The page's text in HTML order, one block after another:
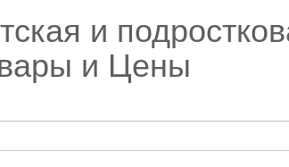
и
и Цены